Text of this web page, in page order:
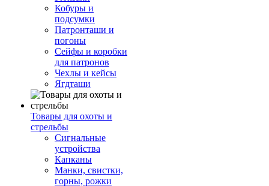
Кобуры и
подсумки
Патронташи и
погоны
Сейфы и коробки
для патронов
Чехлы и кейсы
Ягдташи
Товары для охоты и
стрельбы
Сигнальные
устройства
Капканы
Манки, свистки,
горны, рожки